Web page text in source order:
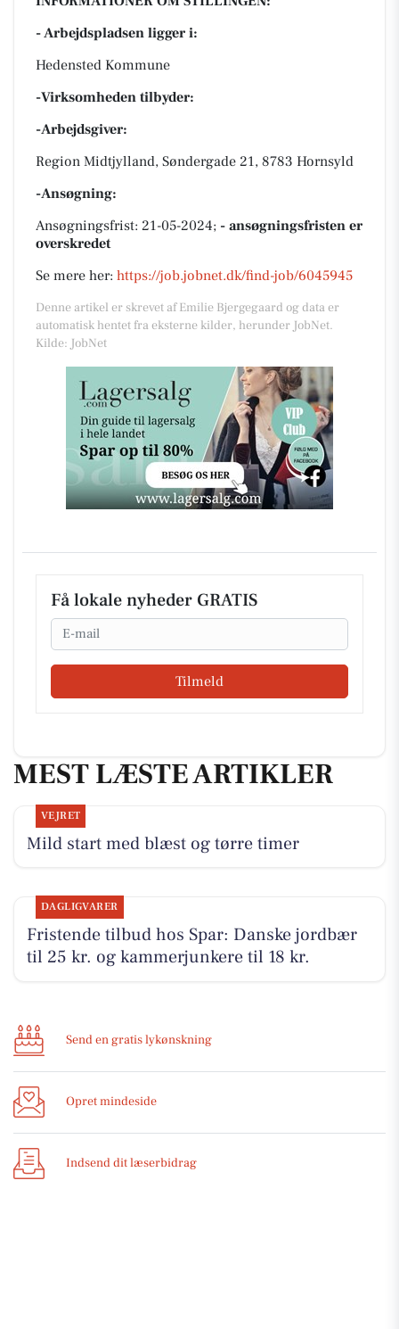
- Arbejdspladsen ligger i:
Hedensted Kommune
-Virksomheden tilbyder:
-Arbejdsgiver:
Region Midtjylland, Søndergade 21, 8783 Hornsyld
-Ansøgning:
Ansøgningsfrist: 21-05-2024; - ansøgningsfristen er
overskredet
Se mere her: https://job.jobnet.dk/find-job/6045945
Denne artikel er skrevet af Emilie Bjergegaard og data er
automatisk hentet fra eksterne kilder, herunder JobNet.
Kilde: JobNet
Få lokale nyheder GRATIS
Email
Tilmeld
MEST LÆSTE ARTIKLER
VEJRET
Mild start med blæst og tørre timer
DAGLIGVARER
Fristende tilbud hos Spar: Danske jordbær
til 25 kr. og kammerjunkere til 18 kr.
Send en gratis lykønskning
Opret mindeside
Indsend dit læserbidrag